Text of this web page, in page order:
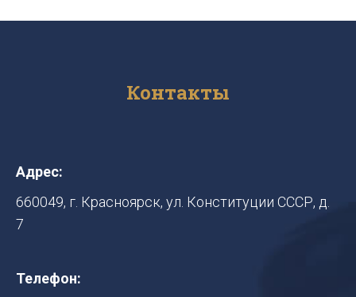
Контакты
Адрес:
660049, г. Красноярск, ул. Конституции СССР, д.
7
Телефон: